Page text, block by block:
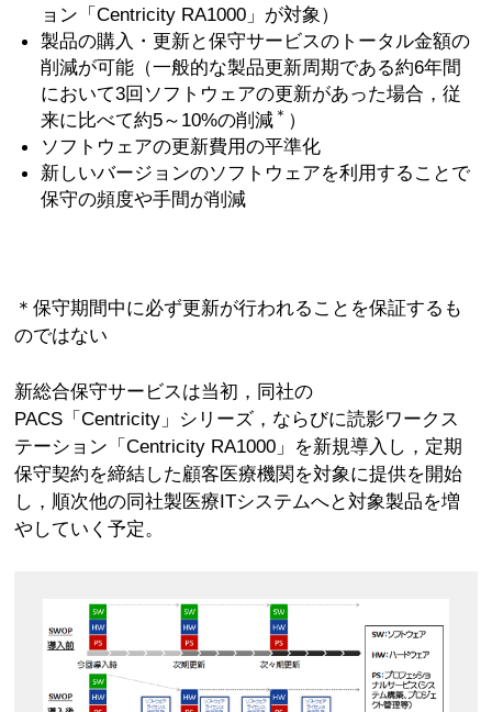
ョン「Centricity RA1000」が対象）
製品の購入・更新と保守サービスのトータル金額の
削減が可能（一般的な製品更新周期である約6年間
において3回ソフトウェアの更新があった場合，従
来に比べて約5～10%の削減 ＊ ）
ソフトウェアの更新費用の平準化
新しいバージョンのソフトウェアを利用することで
保守の頻度や手間が削減
＊保守期間中に必ず更新が行われることを保証するも
のではない
新総合保守サービスは当初，同社の
PACS「Centricity」シリーズ，ならびに読影ワークス
テーション「Centricity RA1000」を新規導入し，定期
保守契約を締結した顧客医療機関を対象に提供を開始
し，順次他の同社製医療ITシステムへと対象製品を増
やしていく予定。